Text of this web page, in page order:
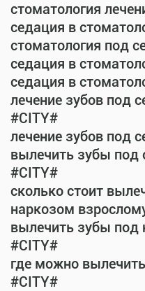
стоматология
седация в
стоматология под
седация в
седация в
лечение зубов под
#CITY#
лечение зубов под
вылечить зубы
#CITY#
сколько стоит
наркозом
вылечить зубы под
#CITY#
где можно
#CITY#